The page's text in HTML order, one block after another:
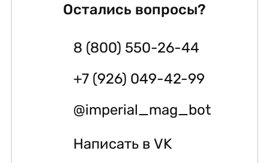
Остались вопросы?
8 (800) 550-26-44
+7 (926) 049-42-99
@imperial_mag_bot
Написать в VK